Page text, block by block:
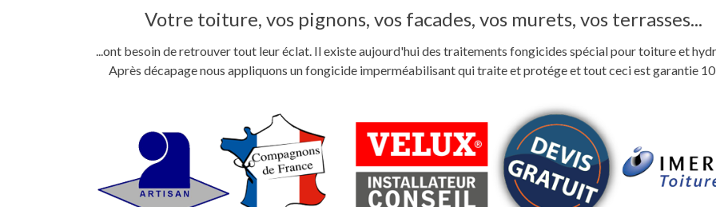
Votre toiture, vos pignons, vos facades, vos murets, vos terrasses...
...ont besoin de retrouver tout leur éclat. Il existe aujourd'hui des traitements fongicides spécial pour toiture et
Après décapage nous appliquons un fongicide imperméabilisant qui traite et protége et tout ceci est garantie 10